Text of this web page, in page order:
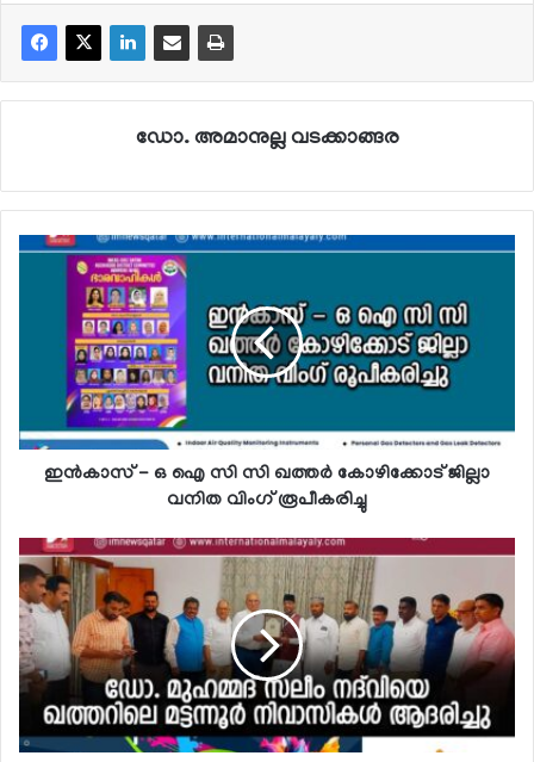
ഡോ. അമാനുല്ല വടക്കാങ്ങര
ഇന്‍കാസ് - ഒ ഐ സി സി ഖത്തര്‍ കോഴിക്കോട് ജില്ലാ
വനിത വിംഗ് രൂപീകരിച്ചു